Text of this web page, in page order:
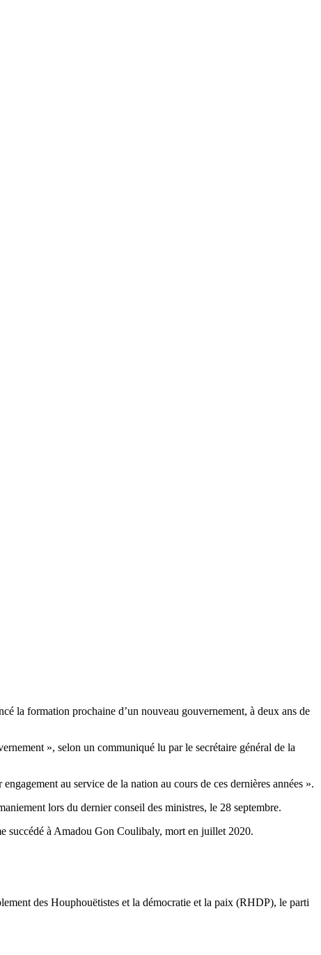
la formation prochaine d’un nouveau gouvernement, à deux ans de
», selon un communiqué lu par le secrétaire général de la
au service de la nation au cours de ces dernières années ».
lors du dernier conseil des ministres, le 28 septembre.
succédé à Amadou Gon Coulibaly, mort en juillet 2020.
des Houphouëtistes et la démocratie et la paix (RHDP), le parti